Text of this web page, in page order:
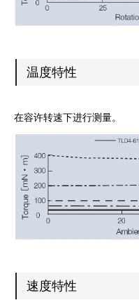
温度特性
在容许转速下进行测量。
速度特性